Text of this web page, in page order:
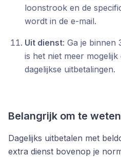
loonstrook en de
wordt in de e-mail.
Uit dienst: Ga je binnen
is het niet meer
dagelijkse uitbetalingen.
Belangrijk om te weten
Dagelijks uitbetalen met
extra dienst bovenop je